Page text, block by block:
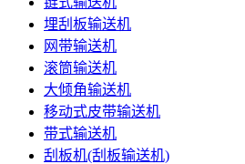
埋刮板输送机
网带输送机
滚筒输送机
大倾角输送机
移动式皮带输送机
带式输送机
刮板机(刮板输送机)